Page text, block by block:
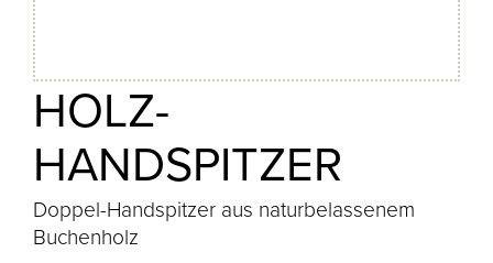
HOLZ-
HANDSPITZER
Doppel-Handspitzer aus naturbelassenem
Buchenholz